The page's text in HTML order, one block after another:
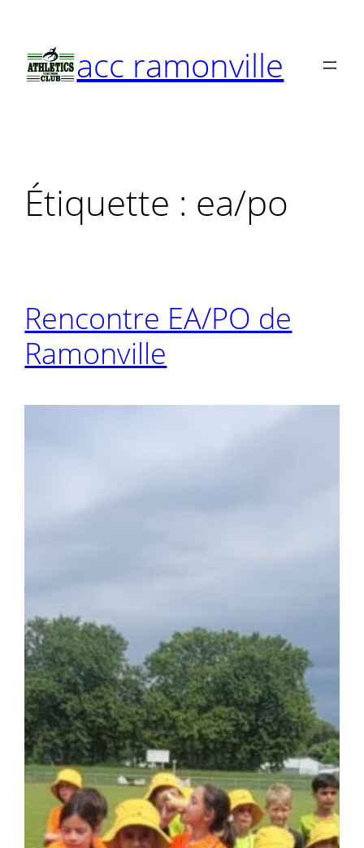
contenu
acc ramonville
Étiquette : ea/po
Rencontre EA/PO de
Ramonville